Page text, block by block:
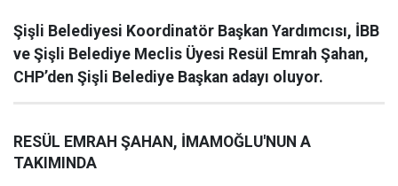
Şişli Belediyesi Koordinatör Başkan Yardımcısı, İBB
ve Şişli Belediye Meclis Üyesi Resül Emrah Şahan,
CHP’den Şişli Belediye Başkan adayı oluyor.
RESÜL EMRAH ŞAHAN, İMAMOĞLU'NUN A
TAKIMINDA